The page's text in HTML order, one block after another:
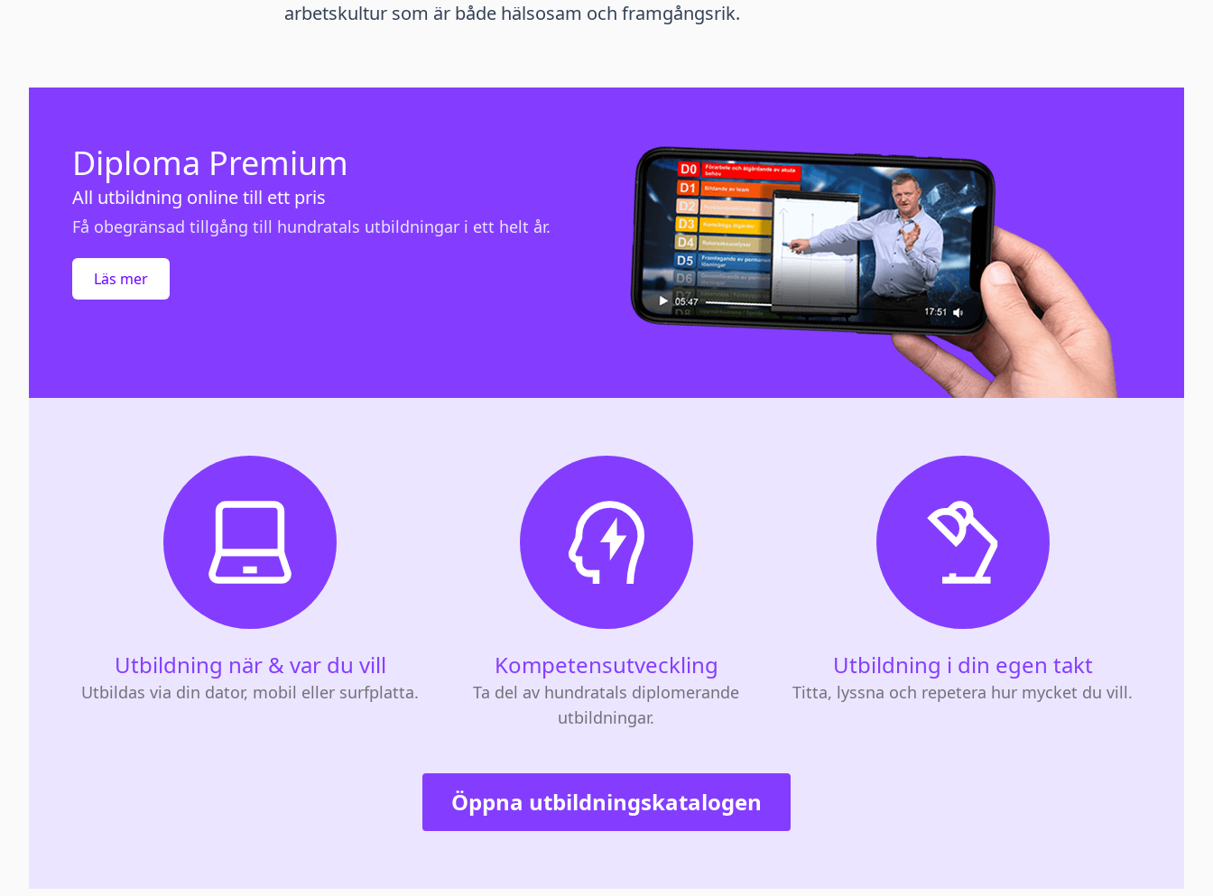
arbetskultur som är både hälsosam och framgångsrik.
Diploma Premium
All utbildning online till ett pris
Få obegränsad tillgång till hundratals utbildningar i ett helt år.
Läs mer
Utbildning när & var du vill
Utbildas via din dator, mobil eller surfplatta.
Kompetensutveckling
Ta del av hundratals diplomerande
utbildningar.
Utbildning i din egen takt
Titta, lyssna och repetera hur mycket du vill.
Öppna utbildningskatalogen